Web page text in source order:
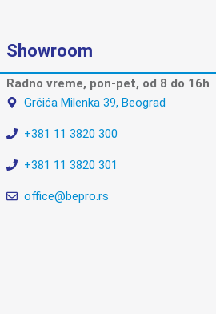
Showroom
Radno vreme, pon-pet, od 8 do 16h
Grčića Milenka 39, Beograd
+381 11 3820 300
+381 11 3820 301
office@bepro.rs